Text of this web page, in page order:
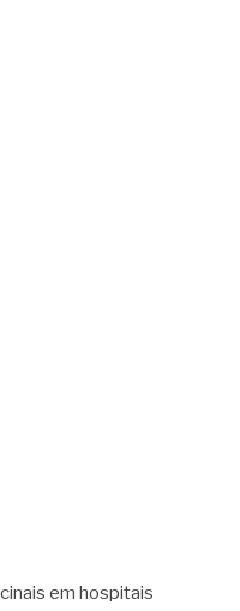
em hospitais